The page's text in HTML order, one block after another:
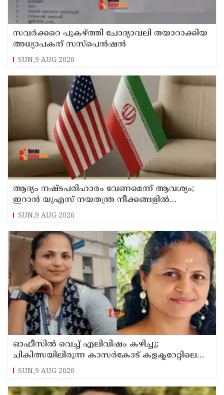
സവര്‍ക്കറെ പുകഴ്ത്തി ചോദ്യാവലി തയാറാക്കിയ
അധ്യാപകന് സസ്‌പെന്‍ഷന്‍
SUN,9 AUG 2026
ആദ്യം നഷ്ടപരിഹാരം വേണമെന്ന് ആവശ്യം;
ഇറാന്‍ യുഎസ് നയതന്ത്ര നീക്കങ്ങളില്‍
അനിശ്ചിതത്വം
SUN,9 AUG 2026
ഓഫീസില്‍ വെച്ച് എലിവിഷം കഴിച്ചു;
ചികിത്സയിലിരുന്ന കാസര്‍കോട് കളക്ടറേറ്റിലെ
സീനിയര്‍ ക്ലര്‍ക്ക് മരിച്ചു
SUN,9 AUG 2026